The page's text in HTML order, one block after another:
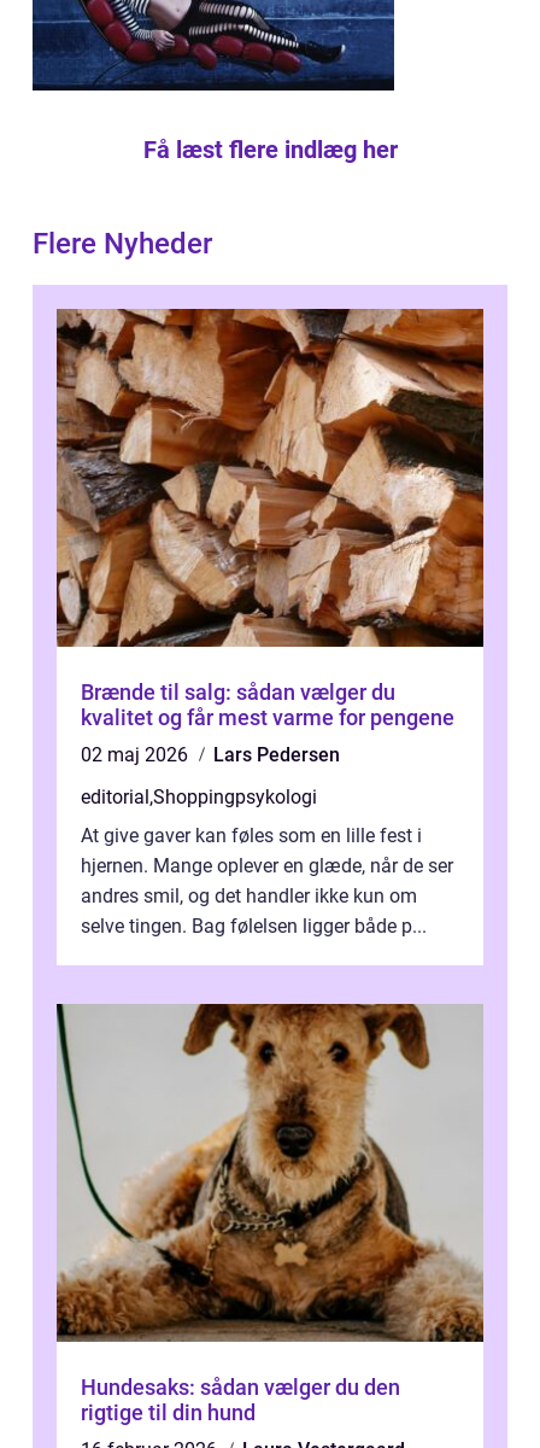
Få læst flere indlæg her
Flere Nyheder
Brænde til salg: sådan vælger du
kvalitet og får mest varme for pengene
02 maj 2026
Lars Pedersen
editorial,Shoppingpsykologi
At give gaver kan føles som en lille fest i
hjernen. Mange oplever en glæde, når de ser
andres smil, og det handler ikke kun om
selve tingen. Bag følelsen ligger både p...
Hundesaks: sådan vælger du den
rigtige til din hund